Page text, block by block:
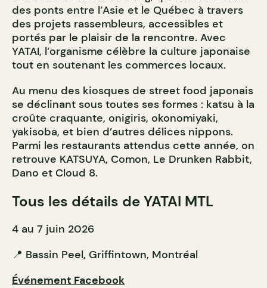
des ponts entre l’Asie et le Québec à travers
des projets rassembleurs, accessibles et
portés par le plaisir de la rencontre. Avec
YATAI, l’organisme célèbre la culture japonaise
tout en soutenant les commerces locaux.
Au menu des kiosques de street food japonais
se déclinant sous toutes ses formes : katsu à la
croûte craquante, onigiris, okonomiyaki,
yakisoba, et bien d’autres délices nippons.
Parmi les restaurants attendus cette année, on
retrouve KATSUYA, Comon, Le Drunken Rabbit,
Dano et Cloud 8.
Tous les détails de YATAI MTL
4 au 7 juin 2026
📍 Bassin Peel, Griffintown, Montréal
Événement Facebook